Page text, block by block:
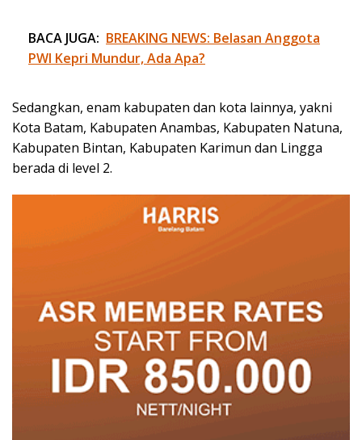
BACA JUGA: BREAKING NEWS: Belasan Anggota
PWI Kepri Mundur, Ada Apa?
Sedangkan, enam kabupaten dan kota lainnya, yakni
Kota Batam, Kabupaten Anambas, Kabupaten Natuna,
Kabupaten Bintan, Kabupaten Karimun dan Lingga
berada di level 2.